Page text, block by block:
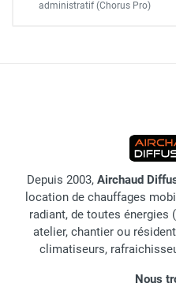
administratif (Chorus Pro)
Depuis 2003, Airchaud
location de chauffages
radiant, de toutes énergies
atelier, chantier ou
climatiseurs,
Nous